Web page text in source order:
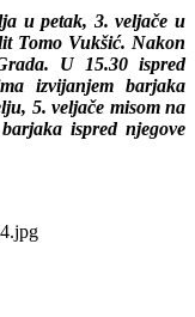
u petak, 3. veljače u
Tomo Vukšić. Nakon
U 15.30 ispred
izvijanjem barjaka
5. veljače misom na
ispred njegove